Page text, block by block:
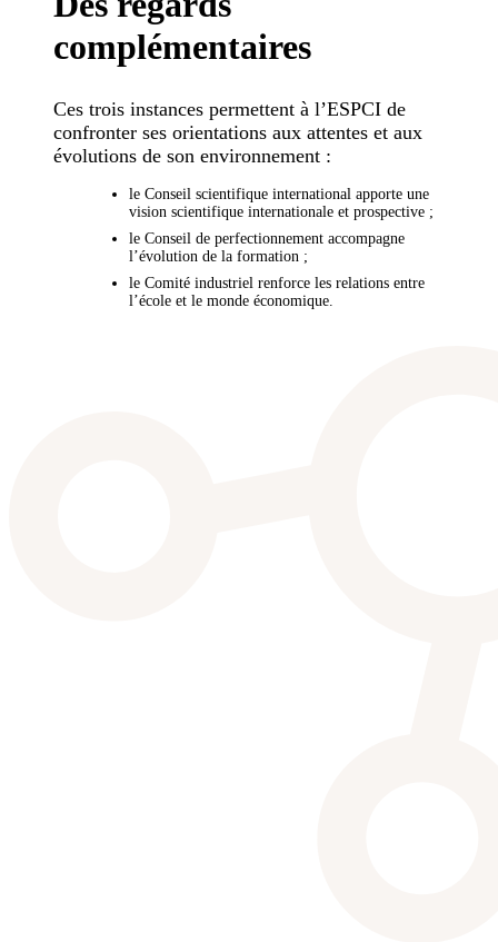
complémentaires
Ces trois instances permettent à l’ESPCI de
confronter ses orientations aux attentes et aux
évolutions de son environnement :
le Conseil scientifique international apporte une
vision scientifique internationale et prospective ;
le Conseil de perfectionnement accompagne
l’évolution de la formation ;
le Comité industriel renforce les relations entre
l’école et le monde économique.